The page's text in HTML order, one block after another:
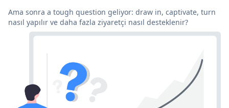
Ama sonra a tough question geliyor: draw in, captivate, turn
nasıl yapılır ve daha fazla ziyaretçi nasıl desteklenir?